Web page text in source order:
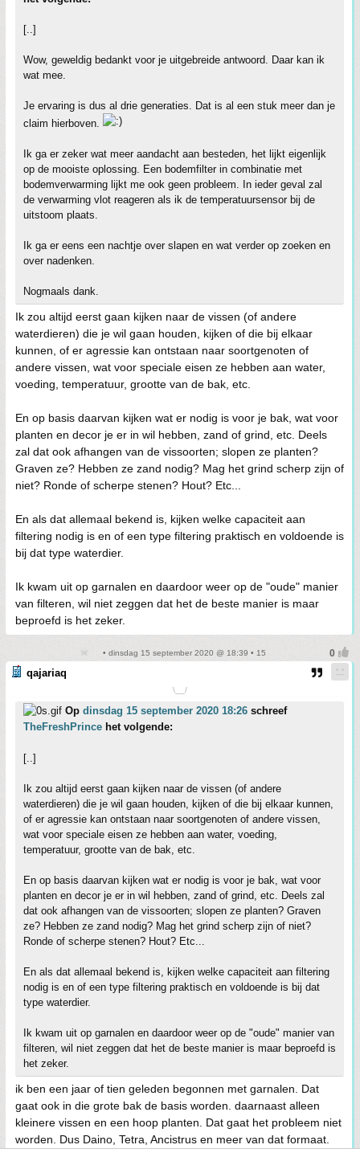
[..]
Wow, geweldig bedankt voor je uitgebreide antwoord. Daar kan ik
wat mee.
Je ervaring is dus al drie generaties. Dat is al een stuk meer dan je
claim hierboven.
Ik ga er zeker wat meer aandacht aan besteden, het lijkt eigenlijk
op de mooiste oplossing. Een bodemfilter in combinatie met
bodemverwarming lijkt me ook geen probleem. In ieder geval zal
de verwarming vlot reageren als ik de temperatuursensor bij de
uitstoom plaats.
Ik ga er eens een nachtje over slapen en wat verder op zoeken en
over nadenken.
Nogmaals dank.
Ik zou altijd eerst gaan kijken naar de vissen (of andere
waterdieren) die je wil gaan houden, kijken of die bij elkaar
kunnen, of er agressie kan ontstaan naar soortgenoten of
andere vissen, wat voor speciale eisen ze hebben aan water,
voeding, temperatuur, grootte van de bak, etc.
En op basis daarvan kijken wat er nodig is voor je bak, wat voor
planten en decor je er in wil hebben, zand of grind, etc. Deels
zal dat ook afhangen van de vissoorten; slopen ze planten?
Graven ze? Hebben ze zand nodig? Mag het grind scherp zijn of
niet? Ronde of scherpe stenen? Hout? Etc...
En als dat allemaal bekend is, kijken welke capaciteit aan
filtering nodig is en of een type filtering praktisch en voldoende is
bij dat type waterdier.
Ik kwam uit op garnalen en daardoor weer op de "oude" manier
van filteren, wil niet zeggen dat het de beste manier is maar
beproefd is het zeker.
• dinsdag 15 september 2020 @ 18:39 • 15
qajariaq
\__/
Op dinsdag 15 september 2020 18:26 schreef
TheFreshPrince het volgende:
[..]
Ik zou altijd eerst gaan kijken naar de vissen (of andere
waterdieren) die je wil gaan houden, kijken of die bij elkaar kunnen,
of er agressie kan ontstaan naar soortgenoten of andere vissen,
wat voor speciale eisen ze hebben aan water, voeding,
temperatuur, grootte van de bak, etc.
En op basis daarvan kijken wat er nodig is voor je bak, wat voor
planten en decor je er in wil hebben, zand of grind, etc. Deels zal
dat ook afhangen van de vissoorten; slopen ze planten? Graven
ze? Hebben ze zand nodig? Mag het grind scherp zijn of niet?
Ronde of scherpe stenen? Hout? Etc...
En als dat allemaal bekend is, kijken welke capaciteit aan filtering
nodig is en of een type filtering praktisch en voldoende is bij dat
type waterdier.
Ik kwam uit op garnalen en daardoor weer op de "oude" manier van
filteren, wil niet zeggen dat het de beste manier is maar beproefd is
het zeker.
ik ben een jaar of tien geleden begonnen met garnalen. Dat
gaat ook in die grote bak de basis worden. daarnaast alleen
kleinere vissen en een hoop planten. Dat gaat het probleem niet
worden. Dus Daino, Tetra, Ancistrus en meer van dat formaat.